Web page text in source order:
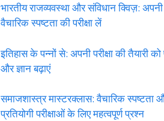
भारतीय राजव्यवस्था और संविधान क्विज़: अपनी
वैचारिक स्पष्टता की परीक्षा लें
इतिहास के पन्नों से: अपनी परीक्षा की तैयारी
और ज्ञान बढ़ाएं
समाजशास्त्र मास्टरक्लास: वैचारिक स्पष्टता
प्रतियोगी परीक्षाओं के लिए महत्वपूर्ण प्रश्न